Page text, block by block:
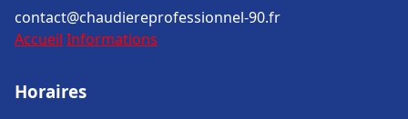
contact@chaudiereprofessionnel-90.fr
Accueil Informations
Horaires